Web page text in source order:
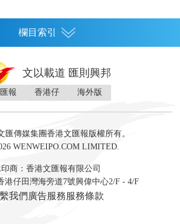
欄目索引
產 投資 財評 數字經濟
談 直播 經湋論
術 文學
文以載道 匯則興邦
報 香港仔 海外版
匯傳媒集團香港文匯報版權所有。
WENWEIPO.COM LIMITED.
商：香港文匯報有限公司
港仔田灣海旁道7號興偉中心2/F - 4/F
我們 廣告服務服務條款